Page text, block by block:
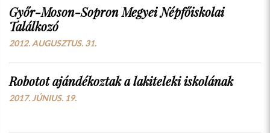
Győr-Moson-Sopron Megyei Népfőiskolai
Találkozó
2012. AUGUSZTUS. 31.
Robotot ajándékoztak a lakiteleki iskolának
2017. JÚNIUS. 19.